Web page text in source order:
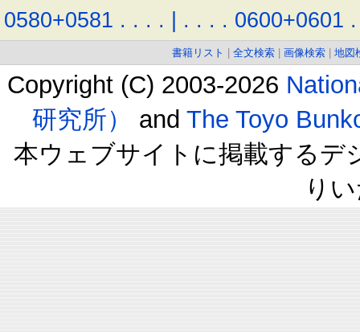
0580+0581 . . . . | . . . . 0600+0601 .
書籍リスト 全文検索 画像検索 地図
Copyright (C) 2003-2026
研究所）
and The Toyo
本ウェブサイトに掲載するデ
り